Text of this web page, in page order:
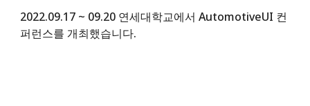
2022.09.17 ~ 09.20 연세대학교에서 AutomotiveUI 컨
퍼런스를 개최했습니다.